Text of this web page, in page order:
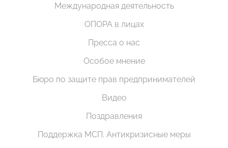
Международная деятельность
ОПОРА в лицах
Пресса о нас
Особое мнение
Бюро по защите прав предпринимателей
Видео
Поздравления
Поддержка МСП. Антикризисные меры